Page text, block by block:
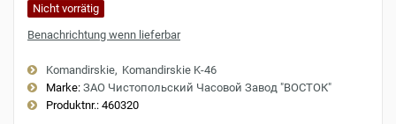
Nicht vorrätig
Benachrichtung wenn lieferbar
Komandirskie Komandirskie K-46
Marke: ЗАО Чистопольский Часовой Завод "ВОСТОК"
Produktnr.: 460320